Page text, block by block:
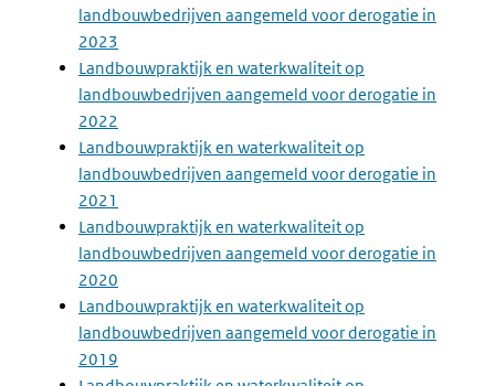
landbouwbedrijven aangemeld voor derogatie in
2023
Landbouwpraktijk en waterkwaliteit op
landbouwbedrijven aangemeld voor derogatie in
2022
Landbouwpraktijk en waterkwaliteit op
landbouwbedrijven aangemeld voor derogatie in
2021
Landbouwpraktijk en waterkwaliteit op
landbouwbedrijven aangemeld voor derogatie in
2020
Landbouwpraktijk en waterkwaliteit op
landbouwbedrijven aangemeld voor derogatie in
2019